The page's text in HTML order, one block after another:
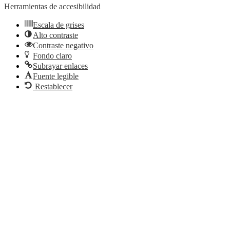
Herramientas de accesibilidad
Escala de grises
Alto contraste
Contraste negativo
Fondo claro
Subrayar enlaces
Fuente legible
Restablecer